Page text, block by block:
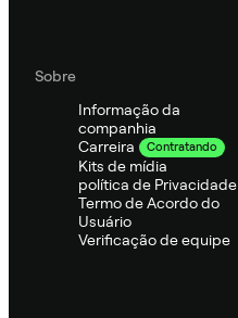
Sobre
Informação da
companhia
Carreira
Contratando
Kits de mídia
política de Privacidade
Termo de Acordo do
Usuário
Verificação de equipe